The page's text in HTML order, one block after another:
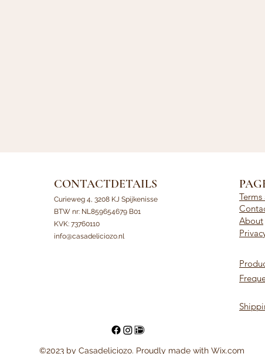
CONTACTDETAILS
Curieweg 4, 3208 KJ Spijkenisse
BTW nr: NL859654679 B01
KVK: 73760110
info@casadeliciozo.nl
About
©2023 by Casadeliciozo. Proudly made with Wix.com